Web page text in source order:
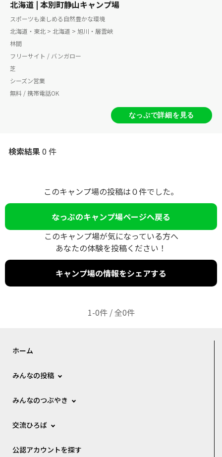
北海道 | 本別町静山キャンプ場
スポーツも楽しめる自然豊かな環境
北海道・東北 > 北海道 > 旭川・層雲峡
林間
フリーサイト / バンガロー
芝
シーズン営業
無料 / 携帯電話OK
なっぷで詳細を見る
検索結果0 件
このキャンプ場の投稿は０件でした。
なっぷのキャンプ場ページへ戻る
このキャンプ場が気になっている方へ
あなたの体験を投稿ください！
キャンプ場の情報をシェアする
1-0件 / 全0件
ホーム
みんなの投稿
みんなのつぶやき
交流ひろば
公認アカウントを探す